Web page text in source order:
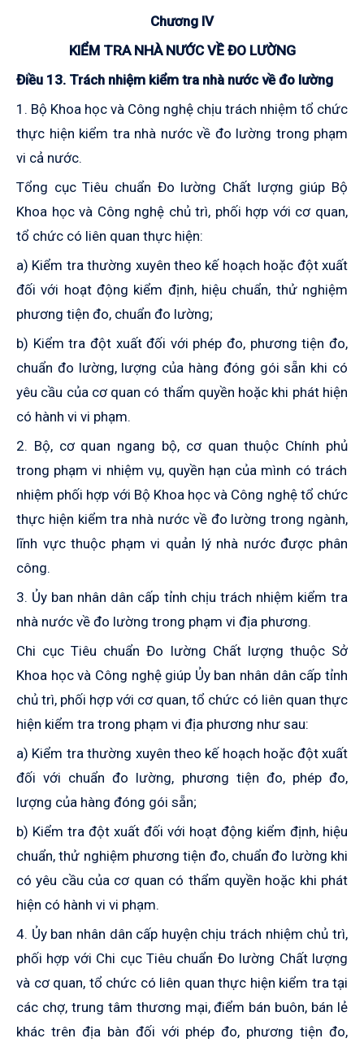
Chương IV
KIỂM TRA NHÀ NƯỚC VỀ ĐO LƯỜNG
Điều 13. Trách nhiệm kiểm tra nhà nước về đo lường
1. Bộ Khoa học và Công nghệ chịu trách nhiệm tổ chức
thực hiện kiểm tra nhà nước về đo lường trong phạm
vi cả nước.
Tổng cục Tiêu chuẩn Đo lường Chất lượng giúp Bộ
Khoa học và Công nghệ chủ trì, phối hợp với cơ quan,
tổ chức có liên quan thực hiện:
a) Kiểm tra thường xuyên theo kế hoạch hoặc đột xuất
đối với hoạt động kiểm định, hiệu chuẩn, thử nghiệm
phương tiện đo, chuẩn đo lường;
b) Kiểm tra đột xuất đối với phép đo, phương tiện đo,
chuẩn đo lường, lượng của hàng đóng gói sẵn khi có
yêu cầu của cơ quan có thẩm quyền hoặc khi phát hiện
có hành vi vi phạm.
2. Bộ, cơ quan ngang bộ, cơ quan thuộc Chính phủ
trong phạm vi nhiệm vụ, quyền hạn của mình có trách
nhiệm phối hợp với Bộ Khoa học và Công nghệ tổ chức
thực hiện kiểm tra nhà nước về đo lường trong ngành,
lĩnh vực thuộc phạm vi quản lý nhà nước được phân
công.
3. Ủy ban nhân dân cấp tỉnh chịu trách nhiệm kiểm tra
nhà nước về đo lường trong phạm vi địa phương.
Chi cục Tiêu chuẩn Đo lường Chất lượng thuộc Sở
Khoa học và Công nghệ giúp Ủy ban nhân dân cấp tỉnh
chủ trì, phối hợp với cơ quan, tổ chức có liên quan thực
hiện kiểm tra trong phạm vi địa phương như sau:
a) Kiểm tra thường xuyên theo kế hoạch hoặc đột xuất
đối với chuẩn đo lường, phương tiện đo, phép đo,
lượng của hàng đóng gói sẵn;
b) Kiểm tra đột xuất đối với hoạt động kiểm định, hiệu
chuẩn, thử nghiệm phương tiện đo, chuẩn đo lường khi
có yêu cầu của cơ quan có thẩm quyền hoặc khi phát
hiện có hành vi vi phạm.
4. Ủy ban nhân dân cấp huyện chịu trách nhiệm chủ trì,
phối hợp với Chi cục Tiêu chuẩn Đo lường Chất lượng
và cơ quan, tổ chức có liên quan thực hiện kiểm tra tại
các chợ, trung tâm thương mại, điểm bán buôn, bán lẻ
khác trên địa bàn đối với phép đo, phương tiện đo,